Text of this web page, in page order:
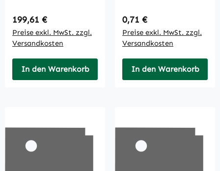
Regulärer Preis:
199,61 €
Preise exkl. MwSt. zzgl.
Versandkosten
In den Warenkorb
Regulärer Preis:
0,71 €
Preise exkl. MwSt. zzgl.
Versandkosten
In den Warenkorb